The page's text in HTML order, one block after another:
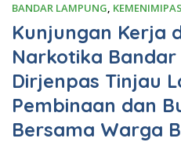
BANDAR LAMPUNG, KEMENIMIPAS
Kunjungan Kerja
Narkotika
Dirjenpas Tinjau
Pembinaan dan
Bersama Warga